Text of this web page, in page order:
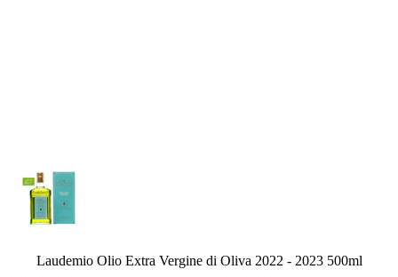
Laudemio Olio Extra Vergine di Oliva 2022 - 2023 500ml